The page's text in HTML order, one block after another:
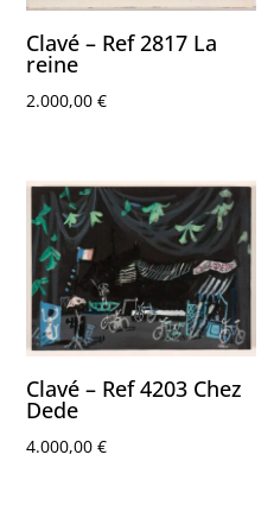
Clavé – Ref 2817 La
reine
2.000,00€
Clavé – Ref 4203 Chez
Dede
4.000,00€